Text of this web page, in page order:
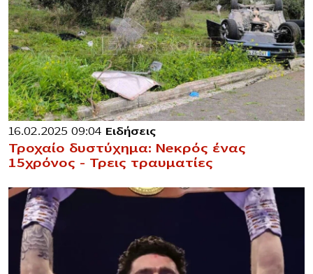
16.02.2025 09:04 Ειδήσεις
Τροχαίο δυστύχημα: Νeκρός ένας
15χρόνος – Τρεις τραυματίες